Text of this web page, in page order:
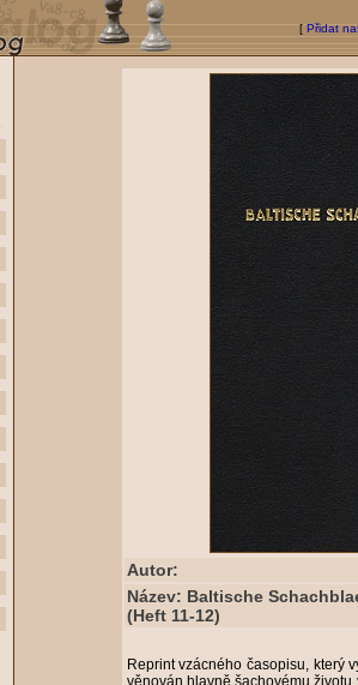
[ Přidat
Autor:
Název: Baltische
(Heft 11-12)
Reprint vzácného časopisu, který
věnován hlavně šachovému